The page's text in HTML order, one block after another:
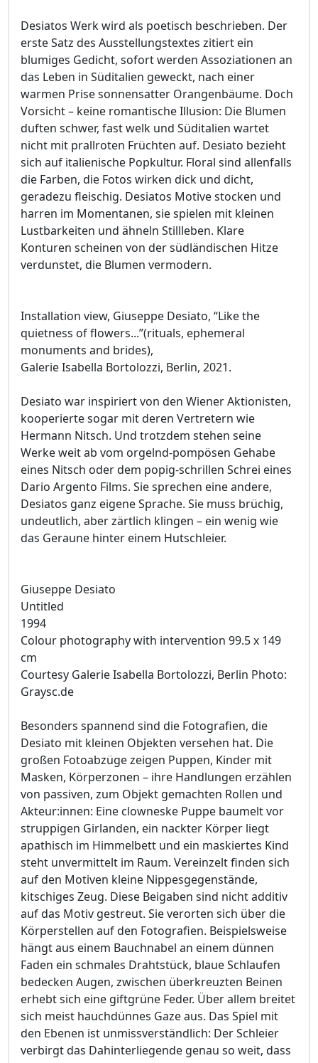
Desiatos Werk wird als poetisch beschrieben. Der
erste Satz des Ausstellungstextes zitiert ein
blumiges Gedicht, sofort werden Assoziationen an
das Leben in Süditalien geweckt, nach einer
warmen Prise sonnensatter Orangenbäume. Doch
Vorsicht – keine romantische Illusion: Die Blumen
duften schwer, fast welk und Süditalien wartet
nicht mit prallroten Früchten auf. Desiato bezieht
sich auf italienische Popkultur. Floral sind allenfalls
die Farben, die Fotos wirken dick und dicht,
geradezu fleischig. Desiatos Motive stocken und
harren im Momentanen, sie spielen mit kleinen
Lustbarkeiten und ähneln Stillleben. Klare
Konturen scheinen von der südländischen Hitze
verdunstet, die Blumen vermodern.
Installation view, Giuseppe Desiato, “Like the
quietness of flowers...”(rituals, ephemeral
monuments and brides),
Galerie Isabella Bortolozzi, Berlin, 2021.
Desiato war inspiriert von den Wiener Aktionisten,
kooperierte sogar mit deren Vertretern wie
Hermann Nitsch. Und trotzdem stehen seine
Werke weit ab vom orgelnd-pompösen Gehabe
eines Nitsch oder dem popig-schrillen Schrei eines
Dario Argento Films. Sie sprechen eine andere,
Desiatos ganz eigene Sprache. Sie muss brüchig,
undeutlich, aber zärtlich klingen – ein wenig wie
das Geraune hinter einem Hutschleier.
Giuseppe Desiato
Untitled
1994
Colour photography with intervention 99.5 x 149
cm
Courtesy Galerie Isabella Bortolozzi, Berlin Photo:
Graysc.de
Besonders spannend sind die Fotografien, die
Desiato mit kleinen Objekten versehen hat. Die
großen Fotoabzüge zeigen Puppen, Kinder mit
Masken, Körperzonen – ihre Handlungen erzählen
von passiven, zum Objekt gemachten Rollen und
Akteur:innen: Eine clowneske Puppe baumelt vor
struppigen Girlanden, ein nackter Körper liegt
apathisch im Himmelbett und ein maskiertes Kind
steht unvermittelt im Raum. Vereinzelt finden sich
auf den Motiven kleine Nippesgegenstände,
kitschiges Zeug. Diese Beigaben sind nicht additiv
auf das Motiv gestreut. Sie verorten sich über die
Körperstellen auf den Fotografien. Beispielsweise
hängt aus einem Bauchnabel an einem dünnen
Faden ein schmales Drahtstück, blaue Schlaufen
bedecken Augen, zwischen überkreuzten Beinen
erhebt sich eine giftgrüne Feder. Über allem breitet
sich meist hauchdünnes Gaze aus. Das Spiel mit
den Ebenen ist unmissverständlich: Der Schleier
verbirgt das Dahinterliegende genau so weit, dass